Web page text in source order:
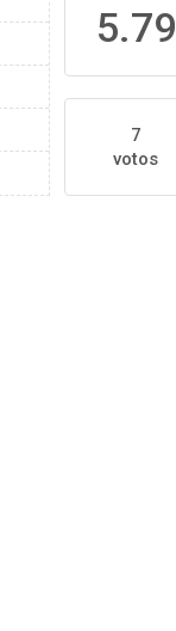
5.79
7
votos